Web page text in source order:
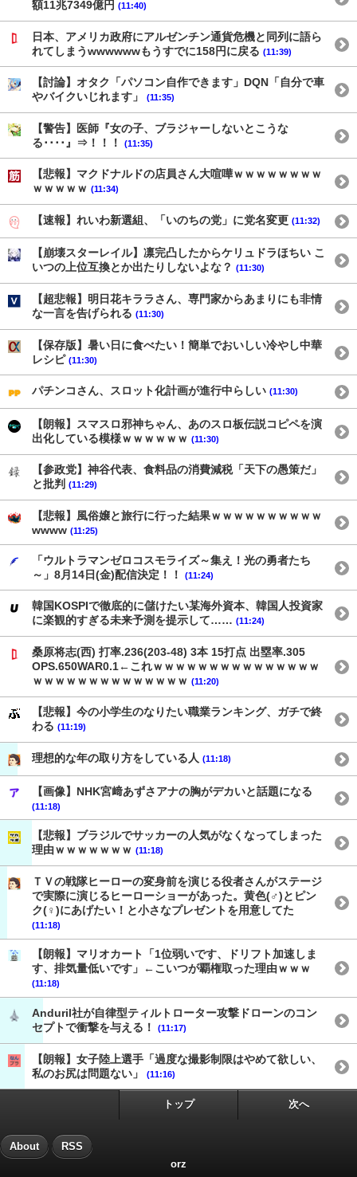
額11兆7349億円 (11:40)
日本、アメリカ政府にアルゼンチン通貨危機と同列に語ら
れてしまうwwwwwwもうすでに158円に戻る (11:39)
【討論】オタク「パソコン自作できます」DQN「自分で車
やバイクいじれます」
(11:35)
【警告】医師『女の子、ブラジャーしないとこうな
る････』⇒！！！
(11:35)
【悲報】マクドナルドの店員さん大喧嘩ｗｗｗｗｗｗｗｗ
ｗｗｗｗｗ (11:34)
【速報】れいわ新選組、「いのちの党」に党名変更 (11:32)
【崩壊スターレイル】凛完凸したからケリュドラほちい こ
いつの上位互換とか出たりしないよな？ (11:30)
【超悲報】明日花キララさん、専門家からあまりにも非情
な一言を告げられる (11:30)
【保存版】暑い日に食べたい！簡単でおいしい冷やし中華
レシピ (11:30)
パチンコさん、スロット化計画が進行中らしい (11:30)
【朗報】スマスロ邪神ちゃん、あのスロ板伝説コピペを演
出化している模様ｗｗｗｗｗｗ (11:30)
【参政党】神谷代表、食料品の消費減税「天下の愚策だ」
と批判 (11:29)
【悲報】風俗嬢と旅行に行った結果ｗｗｗｗｗｗｗｗｗｗ
wwww (11:25)
「ウルトラマンゼロコスモライズ～集え！光の勇者たち
～」8月14日(金)配信決定！！
(11:24)
韓国KOSPIで徹底的に儲けたい某海外資本、韓国人投資家
に楽観的すぎる未来予測を提示して…… (11:24)
桑原将志(西) 打率.236(203-48) 3本 15打点 出塁率.305
OPS.650WAR0.1←これｗｗｗｗｗｗｗｗｗｗｗｗｗｗｗ
ｗｗｗｗｗｗｗｗｗｗｗｗｗｗ (11:20)
【悲報】今の小学生のなりたい職業ランキング、ガチで終
わる (11:19)
理想的な年の取り方をしている人 (11:18)
【画像】NHK宮﨑あずさアナの胸がデカいと話題になる
(11:18)
【悲報】ブラジルでサッカーの人気がなくなってしまった
理由ｗｗｗｗｗｗｗ (11:18)
ＴＶの戦隊ヒーローの変身前を演じる役者さんがステージ
で実際に演じるヒーローショーがあった。黄色(♂)とピン
ク(♀)にあげたい！と小さなプレゼントを用意してた
(11:18)
【朗報】マリオカート「1位弱いです、ドリフト加速しま
す、排気量低いです」←こいつが覇権取った理由ｗｗｗ
(11:18)
Anduril社が自律型ティルトローター攻撃ドローンのコン
セプトで衝撃を与える！
(11:17)
【朗報】女子陸上選手「過度な撮影制限はやめて欲しい、
私のお尻は問題ない」
(11:16)
トップ 次へ
About RSS
orz